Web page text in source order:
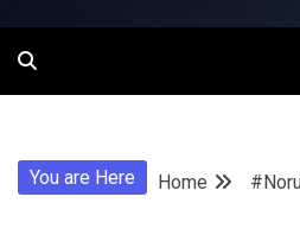
You are Here Home